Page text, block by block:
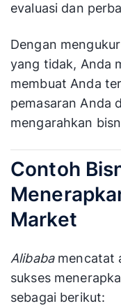
evaluasi dan
Dengan
yang tidak, Anda
membuat Anda
pemasaran Anda
mengarahkan
Contoh
Market
Alibaba mencatat
sukses
sebagai berikut: